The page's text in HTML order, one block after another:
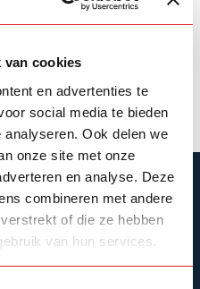
van cookies
en advertenties te
social media te bieden
Ook delen we
onze site met onze
en analyse. Deze
combineren met andere
of die ze hebben
van hun services.
NIEUWSBRIEF
laatste acties